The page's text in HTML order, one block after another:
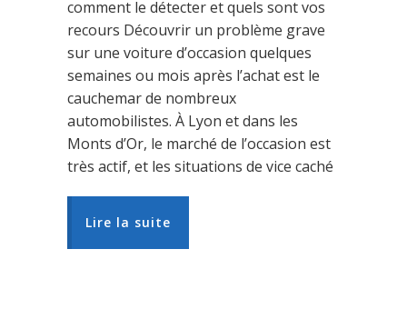
comment le détecter et quels sont vos
recours Découvrir un problème grave
sur une voiture d’occasion quelques
semaines ou mois après l’achat est le
cauchemar de nombreux
automobilistes. À Lyon et dans les
Monts d’Or, le marché de l’occasion est
très actif, et les situations de vice caché
Lire la suite